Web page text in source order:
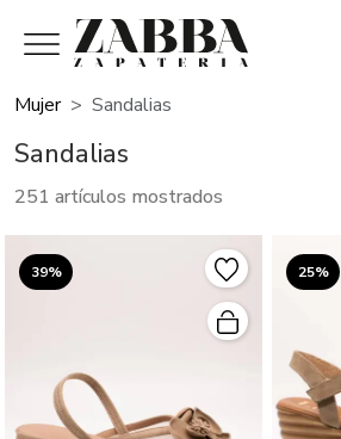
Mujer Sandalias
Sandalias
251 artículos mostrados
39% 25%